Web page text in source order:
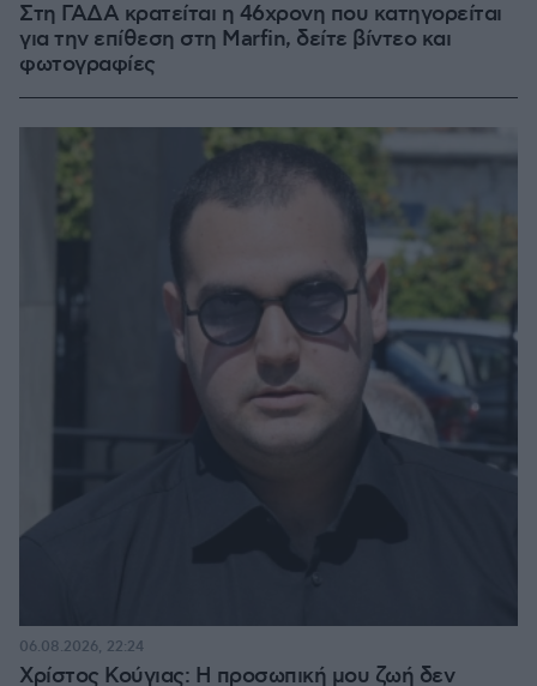
Στη ΓΑΔΑ κρατείται η 46χρονη που κατηγορείται
για την επίθεση στη Marfin, δείτε βίντεο και
φωτογραφίες
Χρίστος Κούγιας: Η προσωπική μου ζωή δεν
06.08.2026, 22:24